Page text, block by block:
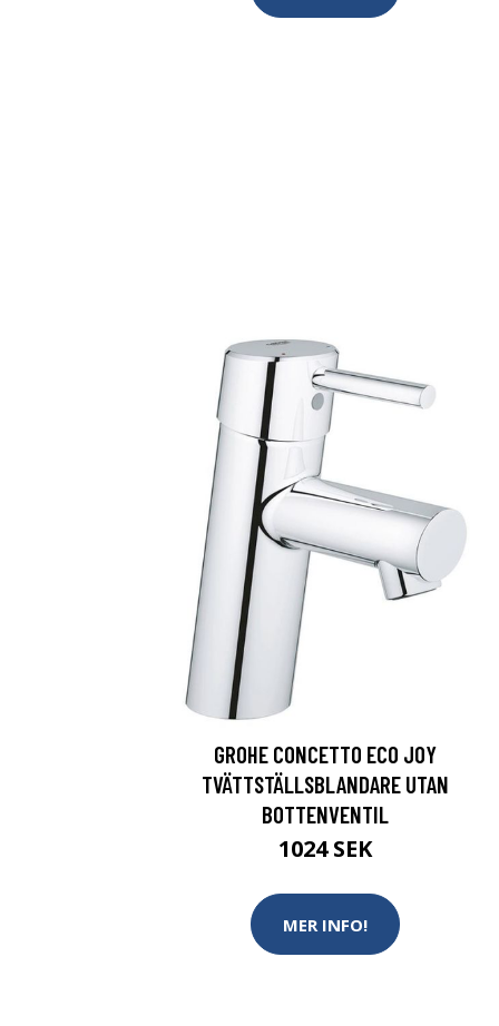
GROHE CONCETTO ECO JOY
TVÄTTSTÄLLSBLANDARE UTAN
BOTTENVENTIL
1024 SEK
MER INFO!